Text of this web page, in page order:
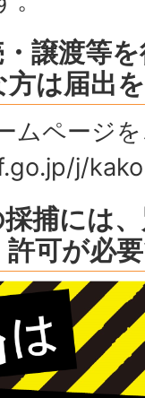
譲渡等
は届出
ムページ
j/
捕には
可が必